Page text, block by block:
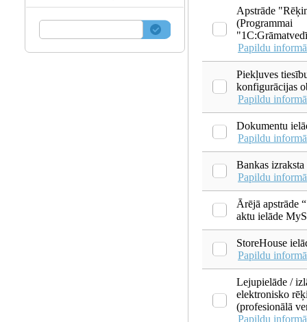
Apstrāde
(Programmai
Papildu
Piekļuves
konfigurācijas
Papildu
Dokumentu
Papildu
Bankas izraksta
Papildu
Ārējā apstrāde
aktu ielāde
StoreHouse
Papildu
Lejupielāde /
elektronisko
(profesionālā
Papildu